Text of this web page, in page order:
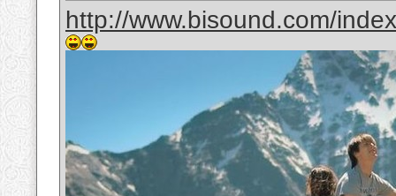
http://www.bisound.com/